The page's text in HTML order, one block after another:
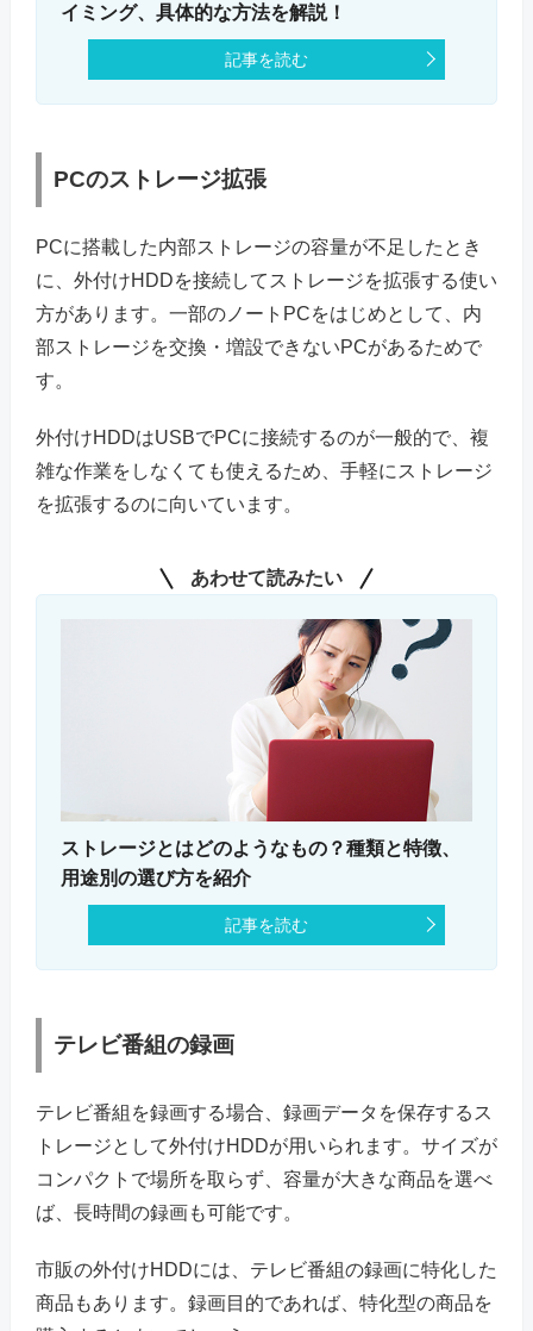
イミング、具体的な方法を解説！
記事を読む
PCのストレージ拡張
PCに搭載した内部ストレージの容量が不足したとき
に、外付けHDDを接続してストレージを拡張する使い
方があります。一部のノートPCをはじめとして、内
部ストレージを交換・増設できないPCがあるためで
す。
外付けHDDはUSBでPCに接続するのが一般的で、複
雑な作業をしなくても使えるため、手軽にストレージ
を拡張するのに向いています。
あわせて読みたい
ストレージとはどのようなもの？種類と特徴、
用途別の選び方を紹介
記事を読む
テレビ番組の録画
テレビ番組を録画する場合、録画データを保存するス
トレージとして外付けHDDが用いられます。サイズが
コンパクトで場所を取らず、容量が大きな商品を選べ
ば、長時間の録画も可能です。
市販の外付けHDDには、テレビ番組の録画に特化した
商品もあります。録画目的であれば、特化型の商品を